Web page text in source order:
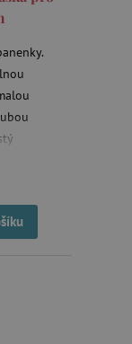
malá
až 36